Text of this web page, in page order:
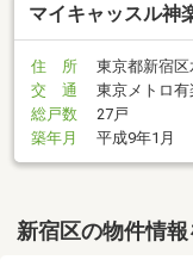
マイキャッスル神
住 所
東京都新宿
交 通
東京メトロ
総戸数
27戸
築年月
平成9年1月
新宿区の物件情